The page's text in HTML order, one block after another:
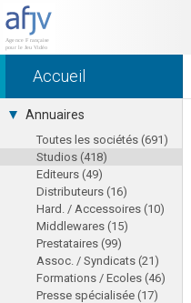
Accueil
Annuaires
Toutes les sociétés (691)
Studios (418)
Editeurs (49)
Distributeurs (16)
Hard. / Accessoires (10)
Middlewares (15)
Prestataires (99)
Assoc. / Syndicats (21)
Formations / Ecoles (46)
Presse spécialisée (17)